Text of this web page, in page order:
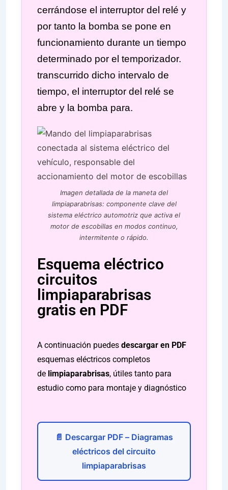
cerrándose el interruptor del relé y
por tanto la bomba se pone en
funcionamiento durante un tiempo
determinado por el temporizador.
transcurrido dicho intervalo de
tiempo, el interruptor del relé se
abre y la bomba para.
Imagen detallada de la maneta del
limpiaparabrisas: componente clave del
sistema eléctrico automotriz que activa el
motor de escobillas en modos continuo,
intermitente o rápido.
Esquema eléctrico
circuitos
limpiaparabrisas
gratis en PDF
A continuación puedes descargar en PDF
esquemas eléctricos completos
de limpiaparabrisas, útiles tanto para
estudio como para montaje y diagnóstico
📄 Descargar PDF – Diagramas
eléctricos del circuito
limpiaparabrisas